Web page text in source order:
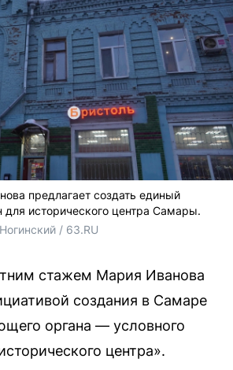
предлагает создать единый
исторического центра Самары.
/ 63.RU
стажем Мария Иванова
создания в Самаре
органа — условного
центра».